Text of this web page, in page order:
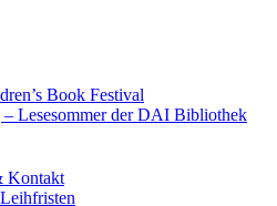
Book Festival
– Lesesommer der DAI Bibliothek
Kontakt